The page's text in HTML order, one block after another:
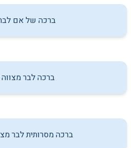
ברכה של אם
ברכה לבר מצווה
ברכה מסרותית לבר